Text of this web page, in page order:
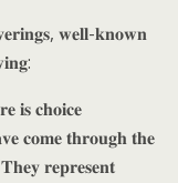
𝐰𝐞𝐥𝐥-𝐤𝐧𝐨𝐰𝐧
𝐢𝐬 𝐜𝐡𝐨𝐢𝐜𝐞
𝐜𝐨𝐦𝐞 𝐭𝐡𝐫𝐨𝐮𝐠𝐡 𝐭𝐡𝐞
𝐫𝐞𝐩𝐫𝐞𝐬𝐞𝐧𝐭